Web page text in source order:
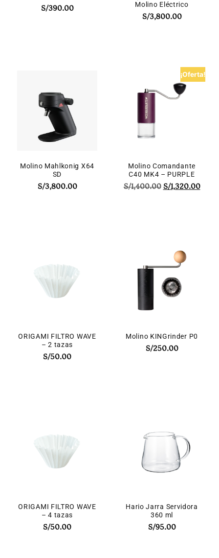
S/390.00
Molino Eléctrico
S/3,800.00
Molino Mahlkonig X64
SD
S/3,800.00
¡Oferta!
Molino Comandante
C40 MK4 – PURPLE
S/1,400.00 S/1,320.00
ORIGAMI FILTRO WAVE
– 2 tazas
S/50.00
Molino KINGrinder P0
S/250.00
ORIGAMI FILTRO WAVE
– 4 tazas
S/50.00
Hario Jarra Servidora
360 ml
S/95.00